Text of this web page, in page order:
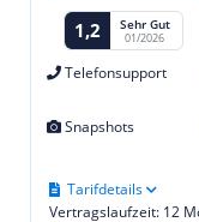
1,2 Sehr Gut
01/2026
Telefonsupport
Snapshots
Vertragslaufzeit: 12
Tarifdetails